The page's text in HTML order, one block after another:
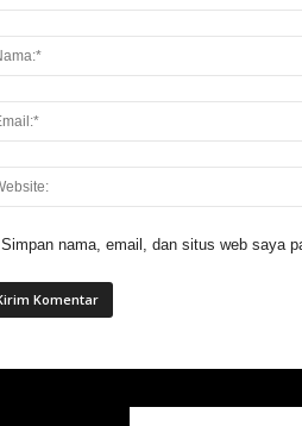
Simpan nama, email, dan situs web saya